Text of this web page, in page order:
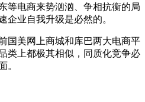
等电商来势汹汹、争相抗衡的局
企业自我升级是必然的。
国美网上商城和库巴两大电商平
类上都极其相似，同质化竞争必
。